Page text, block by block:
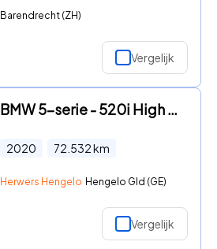
Barendrecht (ZH)
Vergelijk
BMW 5-serie - 520i High Exec M - Sport / Elektrische stoelen met geheugenf
2020 72.532km
Herwers Hengelo Hengelo Gld (GE)
Vergelijk